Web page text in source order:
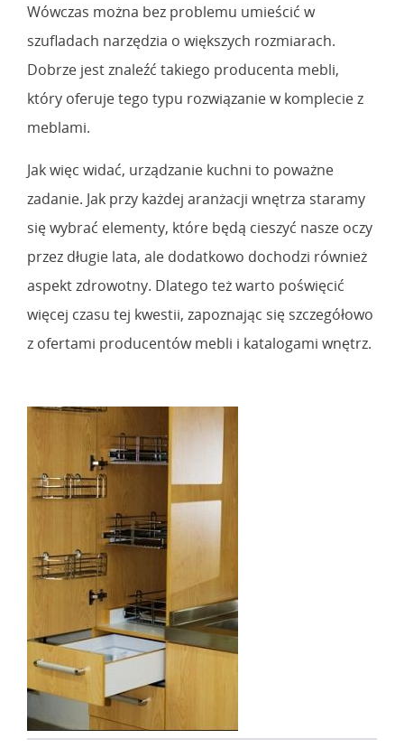
Wówczas można bez problemu umieścić w
szufladach narzędzia o większych rozmiarach.
Dobrze jest znaleźć takiego producenta mebli,
który oferuje tego typu rozwiązanie w komplecie z
meblami.
Jak więc widać, urządzanie kuchni to poważne
zadanie. Jak przy każdej aranżacji wnętrza staramy
się wybrać elementy, które będą cieszyć nasze oczy
przez długie lata, ale dodatkowo dochodzi również
aspekt zdrowotny. Dlatego też warto poświęcić
więcej czasu tej kwestii, zapoznając się szczegółowo
z ofertami producentów mebli i katalogami wnętrz.